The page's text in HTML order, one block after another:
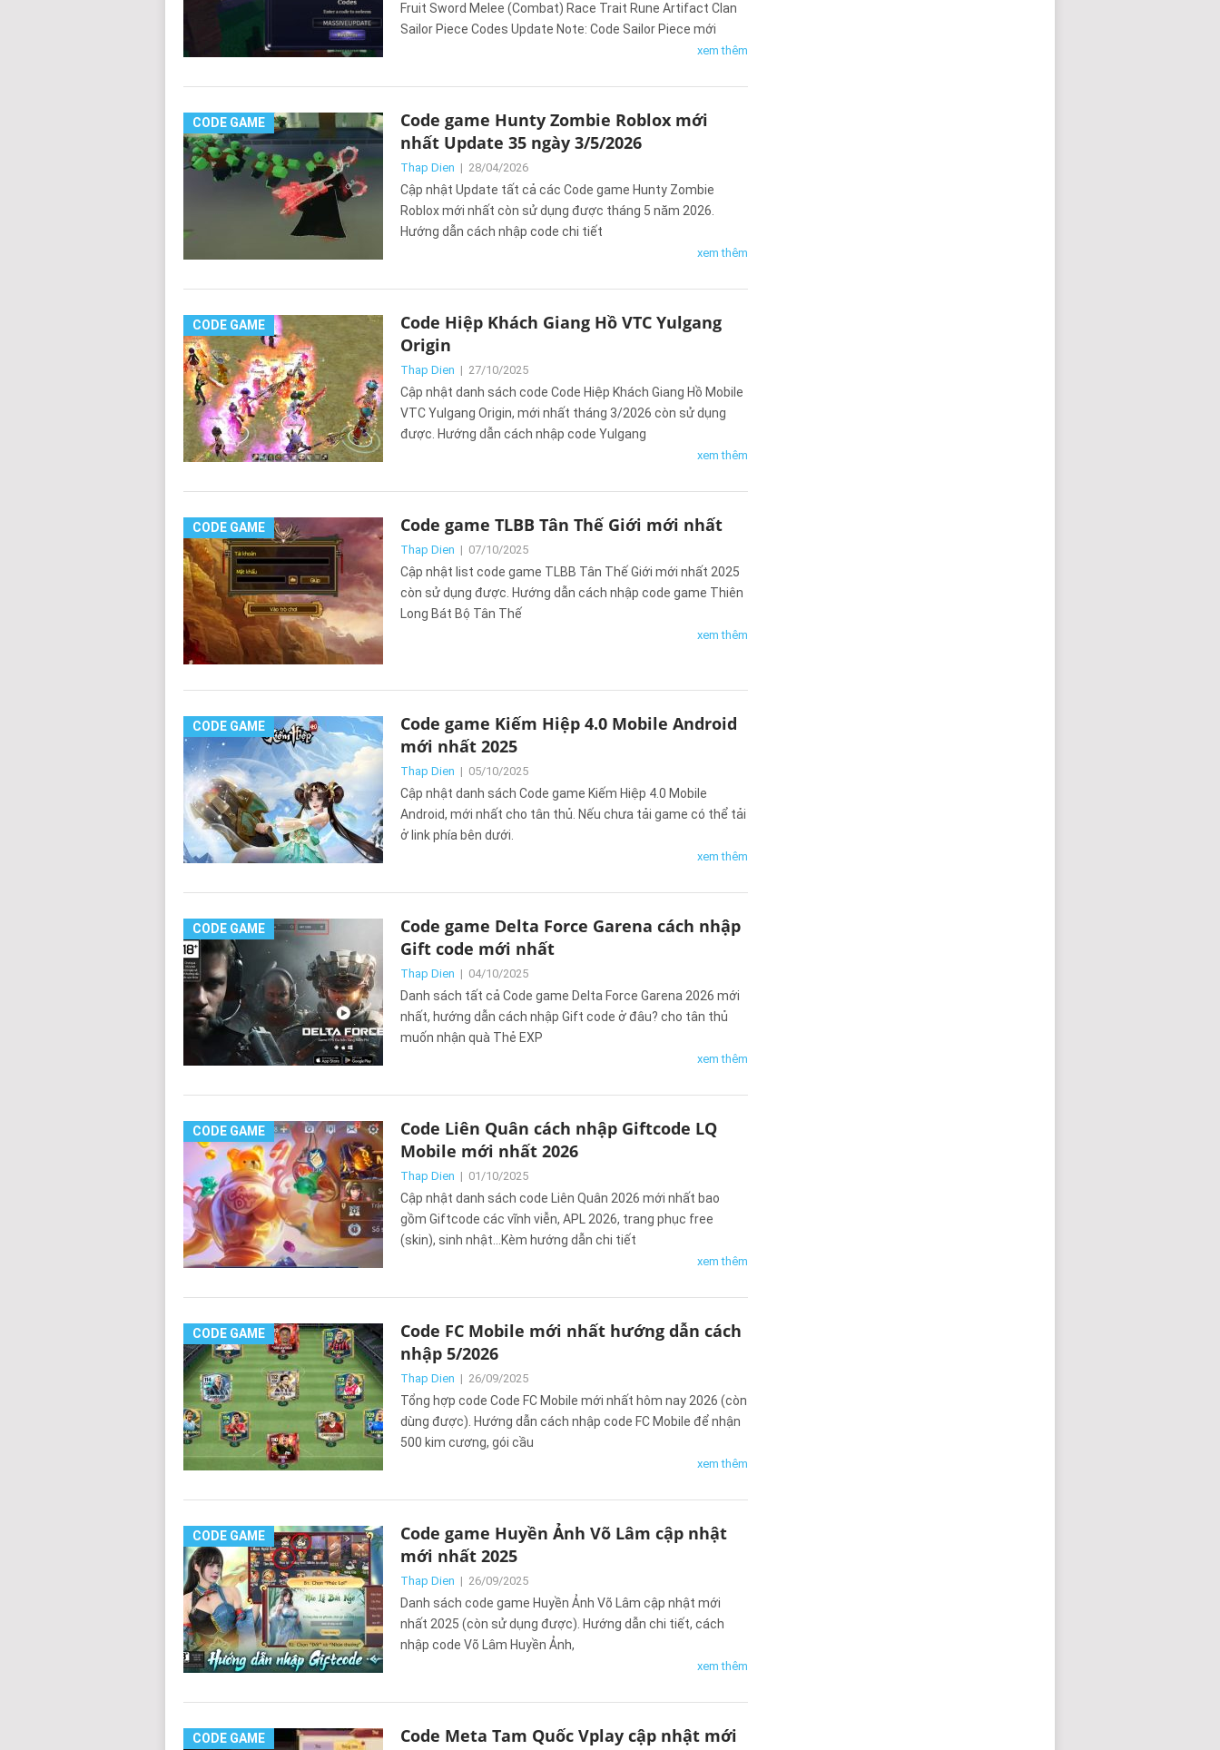
Fruit Sword Melee (Combat) Race Trait Rune Artifact Clan
Sailor Piece Codes Update Note: Code Sailor Piece mới
xem thêm
CODE GAME
Code game Hunty Zombie Roblox mới
nhất Update 35 ngày 3/5/2026
Thap Dien | 28/04/2026
Cập nhật Update tất cả các Code game Hunty Zombie
Roblox mới nhất còn sử dụng được tháng 5 năm 2026.
Hướng dẫn cách nhập code chi tiết
xem thêm
CODE GAME
Code Hiệp Khách Giang Hồ VTC Yulgang
Origin
Thap Dien | 27/10/2025
Cập nhật danh sách code Code Hiệp Khách Giang Hồ Mobile
VTC Yulgang Origin, mới nhất tháng 3/2026 còn sử dụng
được. Hướng dẫn cách nhập code Yulgang
xem thêm
CODE GAME Code game TLBB Tân Thế Giới mới nhất
Thap Dien | 07/10/2025
Cập nhật list code game TLBB Tân Thế Giới mới nhất 2025
còn sử dụng được. Hướng dẫn cách nhập code game Thiên
Long Bát Bộ Tân Thế
xem thêm
CODE GAME
Code game Kiếm Hiệp 4.0 Mobile Android
mới nhất 2025
Thap Dien | 05/10/2025
Cập nhật danh sách Code game Kiếm Hiệp 4.0 Mobile
Android, mới nhất cho tân thủ. Nếu chưa tải game có thể tải
ở link phía bên dưới.
xem thêm
CODE GAME
Code game Delta Force Garena cách nhập
Gift code mới nhất
Thap Dien | 04/10/2025
Danh sách tất cả Code game Delta Force Garena 2026 mới
nhất, hướng dẫn cách nhập Gift code ở đâu? cho tân thủ
muốn nhận quà Thẻ EXP
xem thêm
CODE GAME
Code Liên Quân cách nhập Giftcode LQ
Mobile mới nhất 2026
Thap Dien | 01/10/2025
Cập nhật danh sách code Liên Quân 2026 mới nhất bao
gồm Giftcode các vĩnh viễn, APL 2026, trang phục free
(skin), sinh nhật…Kèm hướng dẫn chi tiết
xem thêm
CODE GAME
Code FC Mobile mới nhất hướng dẫn cách
nhập 5/2026
Thap Dien | 26/09/2025
Tổng hợp code Code FC Mobile mới nhất hôm nay 2026 (còn
dùng được). Hướng dẫn cách nhập code FC Mobile để nhận
500 kim cương, gói cầu
xem thêm
CODE GAME
Code game Huyền Ảnh Võ Lâm cập nhật
mới nhất 2025
Thap Dien | 26/09/2025
Danh sách code game Huyền Ảnh Võ Lâm cập nhật mới
nhất 2025 (còn sử dụng được). Hướng dẫn chi tiết, cách
nhập code Võ Lâm Huyền Ảnh,
xem thêm
CODE GAME
Code Meta Tam Quốc Vplay cập nhật mới